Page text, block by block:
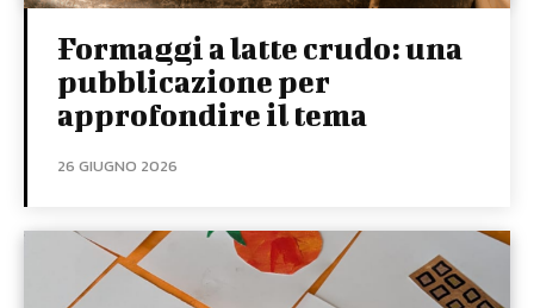
Formaggi a latte crudo: una
pubblicazione per
approfondire il tema
26 GIUGNO 2026